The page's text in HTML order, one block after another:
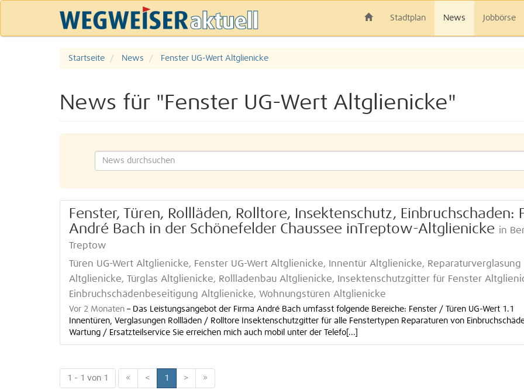
Stadtplan News Jobbörse
Startseite News Fenster UG-Wert Altglienicke
News für "Fenster UG-Wert Altglienicke"
Fenster, Türen, Rollläden, Rolltore, Insektenschutz, Einbruchschaden:
André Bach in der Schönefelder Chaussee inTreptow-Altglienicke in
Treptow
Türen UG-Wert Altglienicke, Fenster UG-Wert Altglienicke, Innentür Altglienicke, Reparaturverglasung
Altglienicke, Türglas Altglienicke, Rollladenbau Altglienicke, Insektenschutzgitter für Fenster
Einbruchschädenbeseitigung Altglienicke, Wohnungstüren Altglienicke
Vor 2 Monaten – Das Leistungsangebot der Firma André Bach umfasst folgende Bereiche: Fenster / Türen UG-Wert 1.1
Innentüren, Verglasungen Rollläden / Rolltore Insektenschutzgitter für alle Fenstertypen Reparaturen von
Wartung / Ersatzteilservice Sie erreichen mich auch mobil unter der Telefo[...]
1 - 1 von 1 « < 1 > »